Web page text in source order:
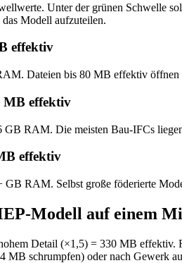
Unter der grünen Schwelle
Modell aufzuteilen.
effektiv
Dateien bis 80 MB effektiv öffnen
MB effektiv
GB RAM. Die meisten Bau-IFCs
effektiv
GB RAM. Selbst große föderierte
Modell auf einem
Detail (×1,5) = 330 MB effektiv.
MB schrumpfen) oder nach Gewerk